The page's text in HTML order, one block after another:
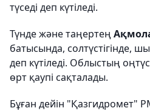
түседі деп күтіледі.
Түнде және таңертең
батысында, солтүстігінде,
деп күтіледі. Облыстың
өрт қаупі сақталады.
Бұған дейін "Қазгидромет"